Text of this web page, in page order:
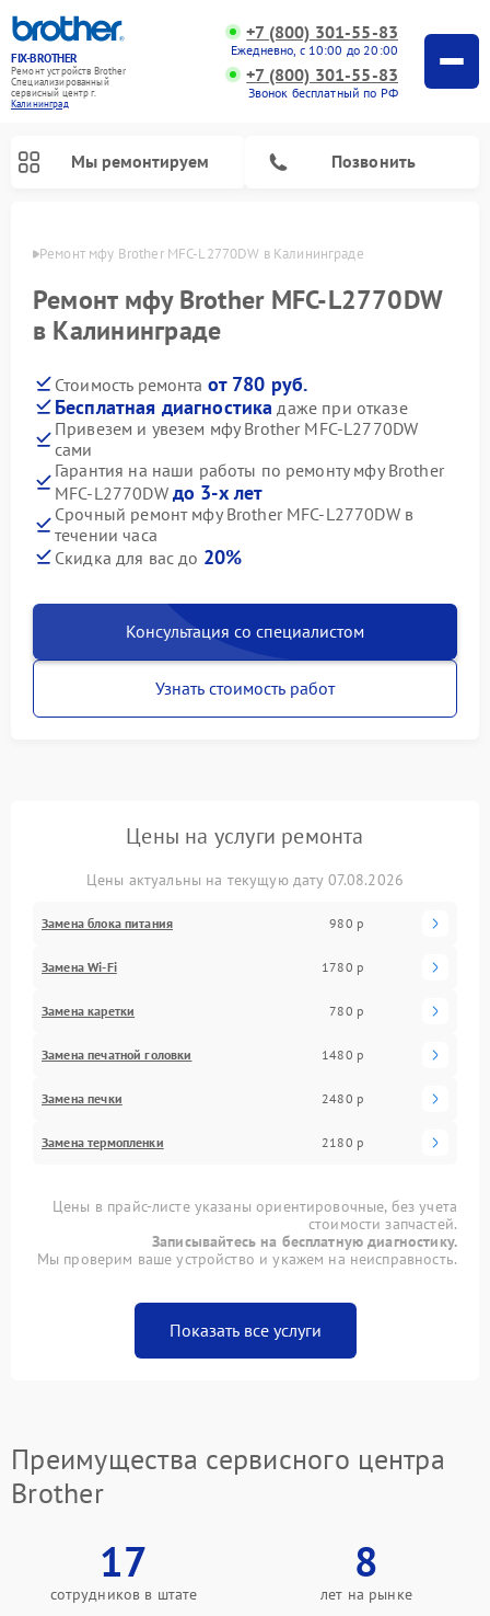
FIX-BROTHER
Ремонт устройств Brother
Специализированный
cервисный центр г.
Калининград
+7 (800) 301-55-83
Ежедневно, с 10:00 до 20:00
+7 (800) 301-55-83
Звонок бесплатный по РФ
Мы ремонтируем Позвонить
Ремонт мфу Brother MFC-L2770DW в Калининграде
Ремонт мфу Brother MFC-L2770DW
в Калининграде
Стоимость ремонта от 780 руб.
Бесплатная диагностика даже при отказе
Привезем и увезем мфу Brother MFC-L2770DW
сами
Гарантия на наши работы по ремонту мфу Brother
MFC-L2770DW до 3-х лет
Срочный ремонт мфу Brother MFC-L2770DW в
течении часа
Скидка для вас до 20%
Консультация со специалистом
Узнать стоимость работ
Цены на услуги ремонта
Цены актуальны на текущую дату 07.08.2026
Замена блока питания 980 р
Замена Wi-Fi 1780 р
Замена каретки 780 р
Замена печатной головки 1480 р
Замена печки 2480 р
Замена термопленки 2180 р
Цены в прайс-листе указаны ориентировочные, без учета
стоимости запчастей.
Записывайтесь на бесплатную диагностику.
Мы проверим ваше устройство и укажем на неисправность.
Показать все услуги
Преимущества сервисного центра
Brother
17
сотрудников в штате
8
лет на рынке